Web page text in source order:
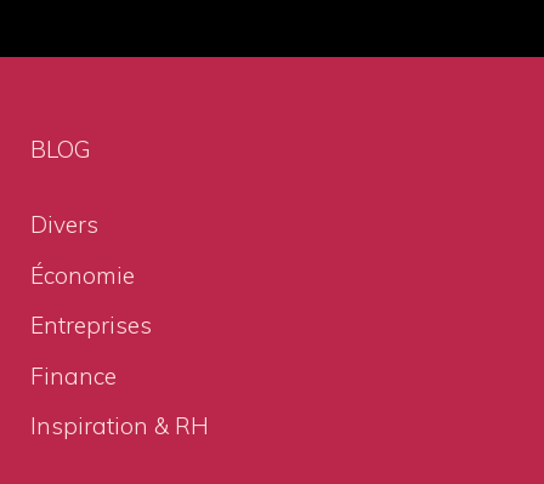
BLOG
Divers
Économie
Entreprises
Finance
Inspiration & RH